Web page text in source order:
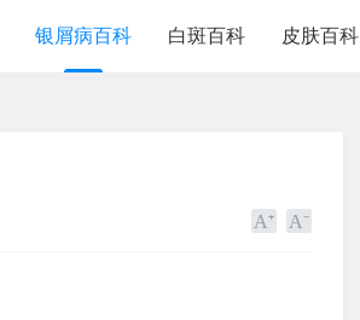
银屑病百科 白斑百科 皮肤百科